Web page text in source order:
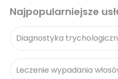
Najpopularniejsze
Diagnostyka
Leczenie wypadania